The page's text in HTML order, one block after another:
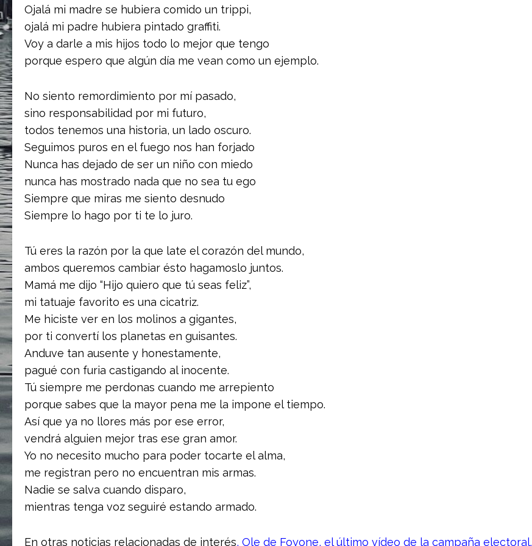
Ojalá mi madre se hubiera comido un trippi,
ojalá mi padre hubiera pintado graffiti.
Voy a darle a mis hijos todo lo mejor que tengo
porque espero que algún día me vean como un ejemplo.
No siento remordimiento por mí pasado,
sino responsabilidad por mi futuro,
todos tenemos una historia, un lado oscuro.
Seguimos puros en el fuego nos han forjado
Nunca has dejado de ser un niño con miedo
nunca has mostrado nada que no sea tu ego
Siempre que miras me siento desnudo
Siempre lo hago por ti te lo juro.
Tú eres la razón por la que late el corazón del mundo,
ambos queremos cambiar ésto hagamoslo juntos.
Mamá me dijo “Hijo quiero que tú seas feliz”,
mi tatuaje favorito es una cicatriz.
Me hiciste ver en los molinos a gigantes,
por ti convertí los planetas en guisantes.
Anduve tan ausente y honestamente,
pagué con furia castigando al inocente.
Tú siempre me perdonas cuando me arrepiento
porque sabes que la mayor pena me la impone el tiempo.
Así que ya no llores más por ese error,
vendrá alguien mejor tras ese gran amor.
Yo no necesito mucho para poder tocarte el alma,
me registran pero no encuentran mis armas.
Nadie se salva cuando disparo,
mientras tenga voz seguiré estando armado.
En otras noticias relacionadas de interés, Ole de Foyone, el último vídeo de la campaña electoral.